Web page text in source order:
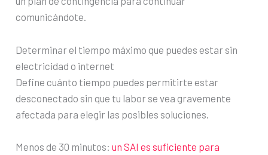
comunicándote.
Determinar el tiempo máximo que puedes estar sin
electricidad o internet
Define cuánto tiempo puedes permitirte estar
desconectado sin que tu labor se vea gravemente
afectada para elegir las posibles soluciones.
Menos de 30 minutos:un SAI es suficiente para